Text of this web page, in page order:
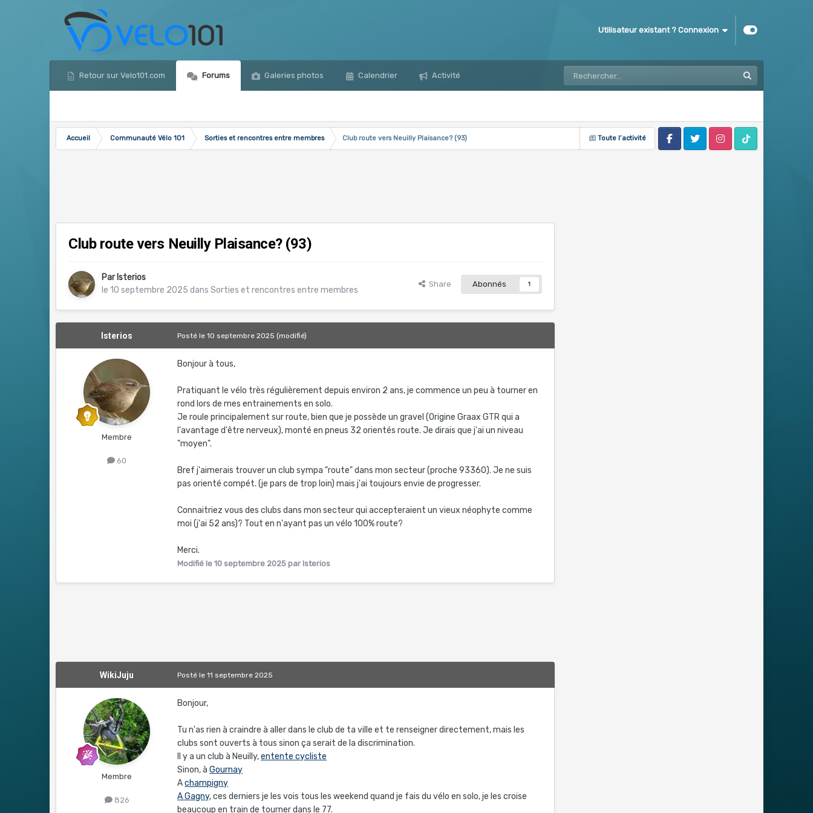
Utilisateur existant ? Connexion
Retour sur Velo101.com Forums Galeries photos Calendrier Activité
Toute l’activité
Accueil Communauté Vélo 101 Sorties et rencontres entre membres
Club route vers Neuilly Plaisance? (93)
FacebookTwitter InstagramTik Tok
Club route vers Neuilly Plaisance? (93)
Par Isterios
le 10 septembre 2025 dansSorties et rencontres entre membres
Share Abonnés 1
Isterios
Membre
60
Postéle 10 septembre 2025 (modifié)
Bonjour à tous,
Pratiquant le vélo très régulièrement depuis environ 2 ans, je commence un peu à tourner en
rond lors de mes entrainements en solo.
Je roule principalement sur route, bien que je possède un gravel (Origine Graax GTR qui a
l'avantage d'être nerveux), monté en pneus 32 orientés route. Je dirais que j'ai un niveau
"moyen".
Bref j'aimerais trouver un club sympa "route" dans mon secteur (proche 93360). Je ne suis
pas orienté compét. (je pars de trop loin) mais j'ai toujours envie de progresser.
Connaitriez vous des clubs dans mon secteur qui accepteraient un vieux néophyte comme
moi (j'ai 52 ans)? Tout en n'ayant pas un vélo 100% route?
Merci.
Modifié le 10 septembre 2025 par Isterios
WikiJuju
Membre
826
Postéle 11 septembre 2025
Bonjour,
Tu n'as rien à craindre à aller dans le club de ta ville et te renseigner directement, mais les
clubs sont ouverts à tous sinon ça serait de la discrimination.
Il y a un club à Neuilly,entente cycliste
Sinon, àGournay
Achampigny
A Gagny, ces derniers je les vois tous les weekend quand je fais du vélo en solo, je les croise
beaucoup en train de tourner dans le 77.